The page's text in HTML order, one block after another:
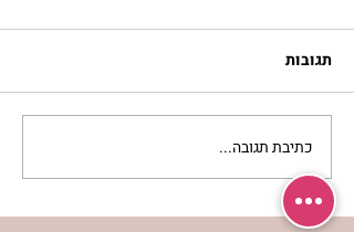
מתגעגעות לבית המפגש,
השיעור לתשעה באב | הר'
ימימה מזרחי
תגובות
כתיבת תגובה...